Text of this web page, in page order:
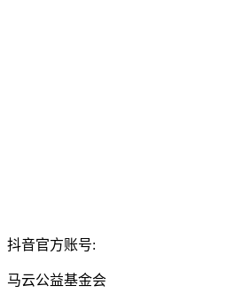
抖音官方账号:
马云公益基金会